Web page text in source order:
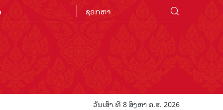
ວັນເສົາ ທີ 8 ສິງຫາ ຄ.ສ. 2026